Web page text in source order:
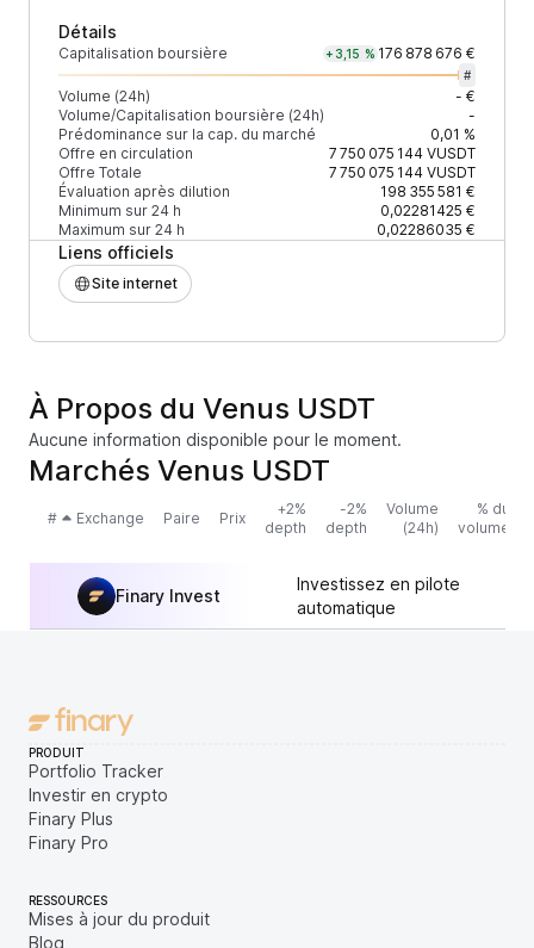
Détails
Capitalisation boursière +3,15 % 176 878 676 €
#
Volume (24h)
- €
Volume/Capitalisation boursière (24h)
-
Prédominance sur la cap. du marché
0,01 %
Offre en circulation
7 750 075 144VUSDT
Offre Totale
7 750 075 144VUSDT
Évaluation après dilution
198 355 581 €
Minimum sur 24 h
0,02281425 €
Maximum sur 24 h
0,02286035 €
Liens officiels
Site internet
À Propos du Venus USDT
Aucune information disponible pour le moment.
Marchés Venus USDT
# Exchange Paire Prix
+2%
depth
-2%
depth
Volume
(24h)
% du
volume
Finary Invest
Investissez en pilote
automatique
PRODUIT
Portfolio Tracker
Investir en crypto
Finary Plus
Finary Pro
RESSOURCES
Mises à jour du produit
Blog